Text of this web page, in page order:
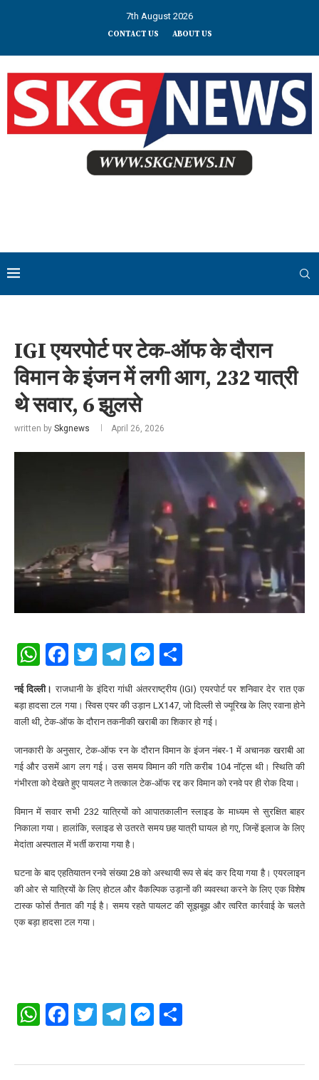
7th August 2026
CONTACT US ABOUT US
IGI एयरपोर्ट पर टेक-ऑफ के दौरान
विमान के इंजन में लगी आग, 232 यात्री
थे सवार, 6 झुलसे
written by Skgnews April 26, 2026
WhatsApp
Facebook
Twitter
Telegram
Messenger
नई दिल्ली। राजधानी के इंदिरा गांधी अंतरराष्ट्रीय (IGI) एयरपोर्ट पर शनिवार देर रात एक
बड़ा हादसा टल गया। स्विस एयर की उड़ान LX147, जो दिल्ली से ज्यूरिख के लिए रवाना होने
वाली थी, टेक-ऑफ के दौरान तकनीकी खराबी का शिकार हो गई।
जानकारी के अनुसार, टेक-ऑफ रन के दौरान विमान के इंजन नंबर-1 में अचानक खराबी आ
गई और उसमें आग लग गई। उस समय विमान की गति करीब 104 नॉट्स थी। स्थिति की
गंभीरता को देखते हुए पायलट ने तत्काल टेक-ऑफ रद्द कर विमान को रनवे पर ही रोक दिया।
विमान में सवार सभी 232 यात्रियों को आपातकालीन स्लाइड के माध्यम से सुरक्षित बाहर
निकाला गया। हालांकि, स्लाइड से उतरते समय छह यात्री घायल हो गए, जिन्हें इलाज के लिए
मेदांता अस्पताल में भर्ती कराया गया है।
घटना के बाद एहतियातन रनवे संख्या 28 को अस्थायी रूप से बंद कर दिया गया है। एयरलाइन
की ओर से यात्रियों के लिए होटल और वैकल्पिक उड़ानों की व्यवस्था करने के लिए एक विशेष
टास्क फोर्स तैनात की गई है। समय रहते पायलट की सूझबूझ और त्वरित कार्रवाई के चलते
एक बड़ा हादसा टल गया।
WhatsApp
Facebook
Twitter
Telegram
Messenger